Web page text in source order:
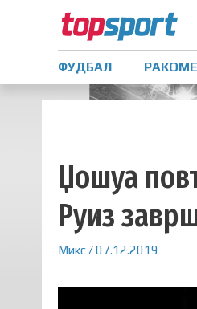
ФУДБАЛ
Џошуа
Руиз
Микс/07.12.2019